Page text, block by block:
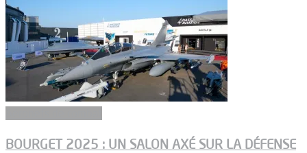
BOURGET 2025 : UN SALON AXÉ SUR LA DÉFENSE